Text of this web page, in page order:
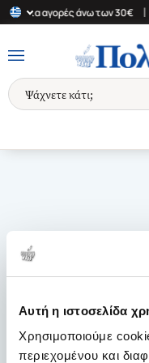
Αυτή η ιστοσελίδα
Χρησιμοποιούμε
περιεχομένου και
για αγορές άνω των 30€ |